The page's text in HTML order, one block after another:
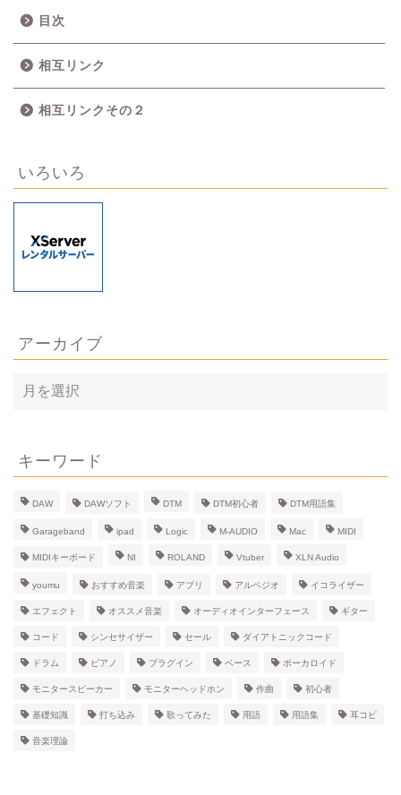
目次
相互リンク
相互リンクその２
いろいろ
アーカイブ
ア
ー
ブ
キーワード
DAW DAWソフト DTM DTM初心者 DTM用語集
Garageband ipad Logic M-AUDIO Mac MIDI
MIDIキーボード NI ROLAND Vtuber XLN Audio
youmu おすすめ音楽 アプリ アルペジオ イコライザー
エフェクト オススメ音楽 オーディオインターフェース ギター
コード シンセサイザー セール ダイアトニックコード
ドラム ピアノ プラグイン ベース ボーカロイド
モニタースピーカー モニターヘッドホン 作曲 初心者
基礎知識 打ち込み 歌ってみた 用語 用語集 耳コピ
音楽理論